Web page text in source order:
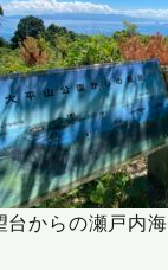
台からの瀬戸内海